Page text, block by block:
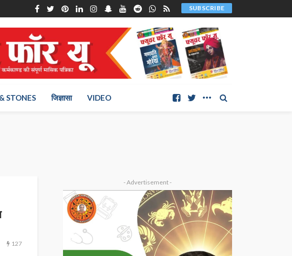
SUBSCRIBE
STONES जिज्ञासा VIDEO
127
- Advertisement -